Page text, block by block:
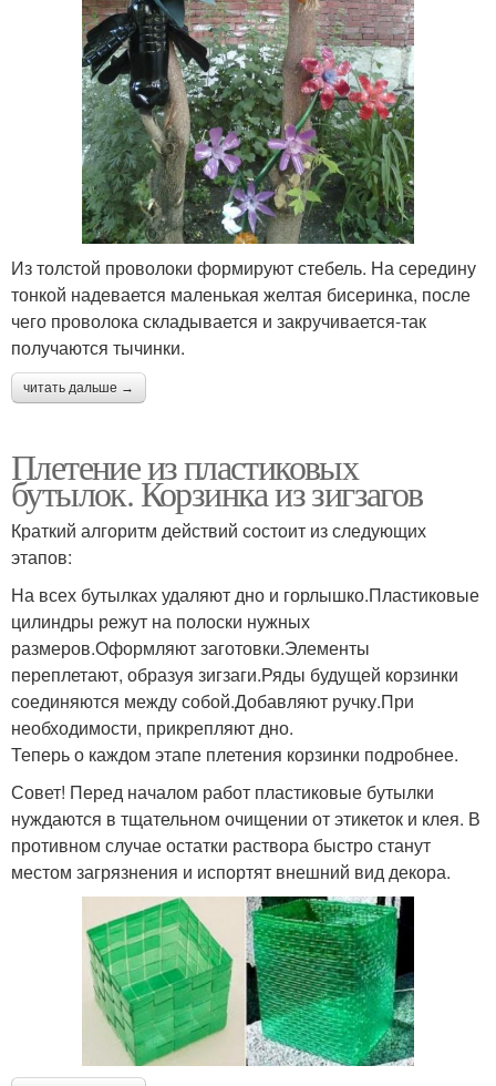
Из толстой проволоки формируют стебель. На середину
тонкой надевается маленькая желтая бисеринка, после
чего проволока складывается и закручивается-так
получаются тычинки.
читать дальше →
Плетение из пластиковых
бутылок. Корзинка из зигзагов
Краткий алгоритм действий состоит из следующих
этапов:
На всех бутылках удаляют дно и горлышко.Пластиковые
цилиндры режут на полоски нужных
размеров.Оформляют заготовки.Элементы
переплетают, образуя зигзаги.Ряды будущей корзинки
соединяются между собой.Добавляют ручку.При
необходимости, прикрепляют дно.
Теперь о каждом этапе плетения корзинки подробнее.
Совет! Перед началом работ пластиковые бутылки
нуждаются в тщательном очищении от этикеток и клея. В
противном случае остатки раствора быстро станут
местом загрязнения и испортят внешний вид декора.